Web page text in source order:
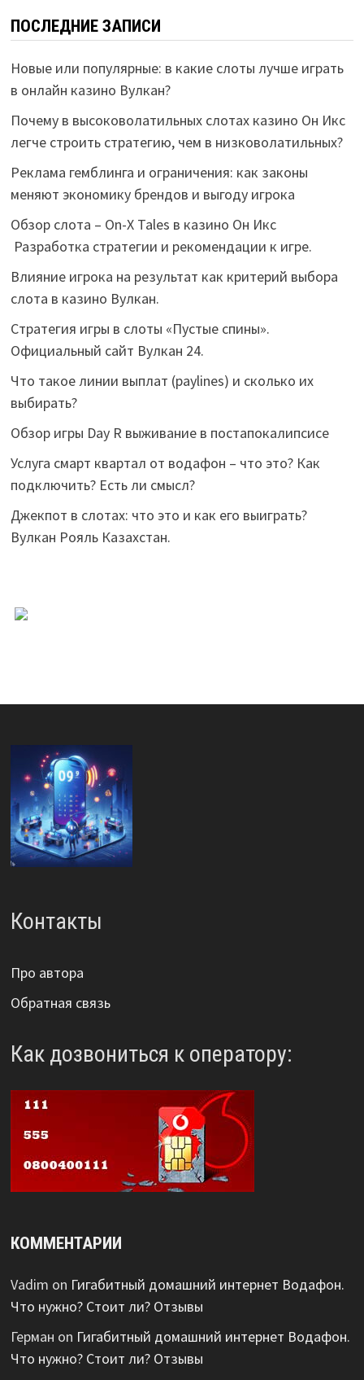
ПОСЛЕДНИЕ ЗАПИСИ
Новые или популярные: в какие слоты лучше играть
в онлайн казино Вулкан?
Почему в высоковолатильных слотах казино Он Икс
легче строить стратегию, чем в низковолатильных?
Реклама гемблинга и ограничения: как законы
меняют экономику брендов и выгоду игрока
Обзор слота – On-X Tales в казино Он Икс
Разработка стратегии и рекомендации к игре.
Влияние игрока на результат как критерий выбора
слота в казино Вулкан.
Стратегия игры в слоты «Пустые спины».
Официальный сайт Вулкан 24.
Что такое линии выплат (paylines) и сколько их
выбирать?
Обзор игры Day R выживание в постапокалипсисе
Услуга смарт квартал от водафон – что это? Как
подключить? Есть ли смысл?
Джекпот в слотах: что это и как его выиграть?
Вулкан Рояль Казахстан.
Контакты
Про автора
Обратная связь
Как дозвониться к оператору:
КОММЕНТАРИИ
Vadim on Гигабитный домашний интернет Водафон.
Что нужно? Стоит ли? Отзывы
Герман on Гигабитный домашний интернет Водафон.
Что нужно? Стоит ли? Отзывы